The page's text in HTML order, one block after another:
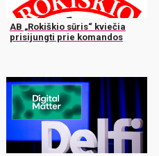
AB „Rokiškio sūris“ kviečia
prisijungti prie komandos